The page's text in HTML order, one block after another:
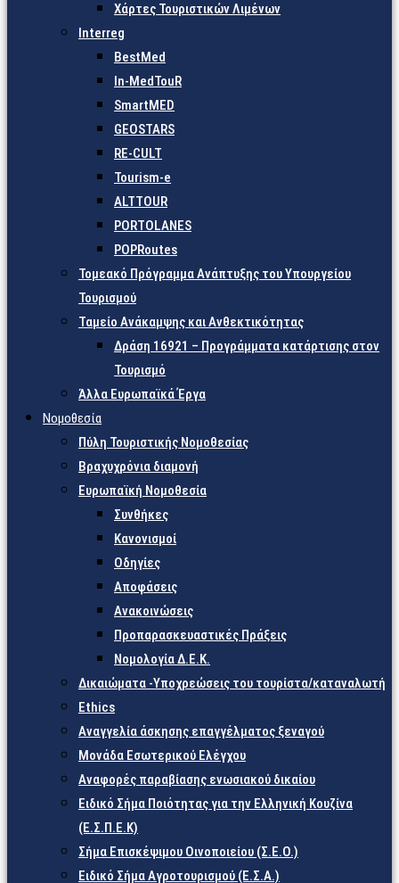
Χάρτες Τουριστικών Λιμένων
Interreg
BestMed
In-MedTouR
SmartMED
GEOSTARS
RE-CULT
Tourism-e
ALTTOUR
PORTOLANES
POPRoutes
Τομεακό Πρόγραμμα Ανάπτυξης του Υπουργείου
Τουρισμού
Ταμείο Ανάκαμψης και Ανθεκτικότητας
Δράση 16921 – Προγράμματα κατάρτισης στον
Τουρισμό
Άλλα Ευρωπαϊκά Έργα
Νομοθεσία
Πύλη Τουριστικής Νομοθεσίας
Βραχυχρόνια διαμονή
Ευρωπαϊκή Νομοθεσία
Συνθήκες
Κανονισμοί
Οδηγίες
Αποφάσεις
Ανακοινώσεις
Προπαρασκευαστικές Πράξεις
Νομολογία Δ.Ε.Κ.
Δικαιώματα -Υποχρεώσεις του τουρίστα/καταναλωτή
Ethics
Αναγγελία άσκησης επαγγέλματος ξεναγού
Μονάδα Εσωτερικού Ελέγχου
Αναφορές παραβίασης ενωσιακού δικαίου
Ειδικό Σήμα Ποιότητας για την Ελληνική Κουζίνα
(Ε.Σ.Π.Ε.Κ)
Σήμα Επισκέψιμου Οινοποιείου (Σ.Ε.Ο.)
Ειδικό Σήμα Αγροτουρισμού (Ε.Σ.Α.)